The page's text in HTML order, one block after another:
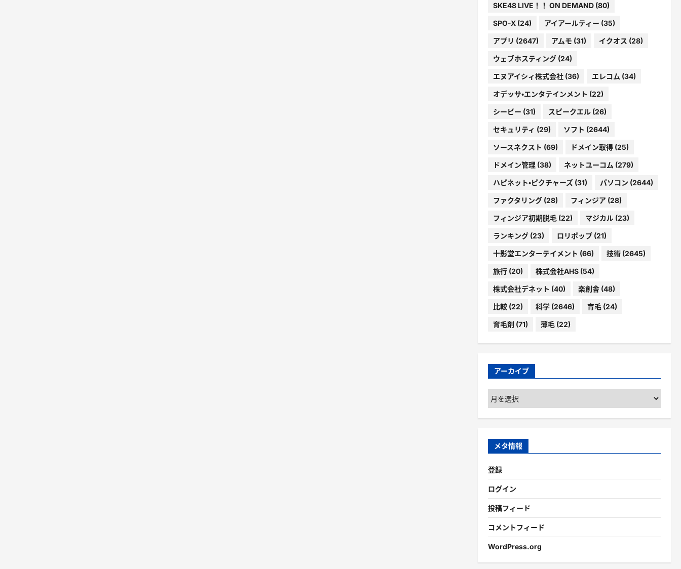
SKE48 LIVE！！ ON DEMAND(80)
SPO-X(24) アイアールティー (35)
アプリ (2647) アムモ (31) イクオス (28)
ウェブホスティング(24)
エヌアイシィ株式会社(36) エレコム (34)
オデッサ・エンタテインメント (22)
シービー (31) スピークエル(26)
セキュリティ (29) ソフト (2644)
ソースネクスト (69) ドメイン取得(25)
ドメイン管理(38) ネットユーコム (279)
ハピネット・ピクチャーズ(31) パソコン (2644)
ファクタリング(28) フィンジア(28)
フィンジア初期脱毛(22) マジカル(23)
ランキング(23) ロリポップ(21)
十影堂エンターテイメント (66) 技術(2645)
旅行(20) 株式会社AHS(54)
株式会社デネット (40) 楽創舎(48)
比較(22) 科学(2646) 育毛(24)
育毛剤 (71) 薄毛(22)
アーカイブ
ア
ー
カ
ブ
メタ情報
登録
ログイン
投稿フィード
コメントフィード
WordPress.org